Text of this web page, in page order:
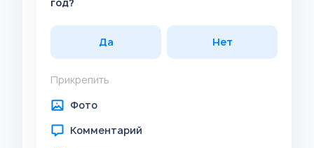
Да Нет
Прикрепить
Фото
Комментарий